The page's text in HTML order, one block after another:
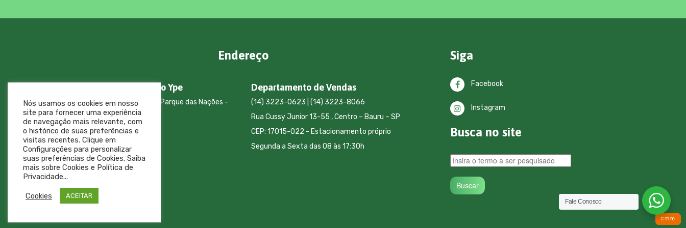
Endereço
Cemitério Parque Jardim do Ype
Av. Jose Vicente Aiello, 22-125 - Parque das Nações -
Bauru - CEP 17053–013
(14) 3223-8066
Todos os dias das 08 às 17:00h
Departamento de Vendas
(14) 3223-0623 | (14) 3223-8066
Rua Cussy Junior 13-55 , Centro – Bauru – SP
CEP: 17015-022 - Estacionamento próprio
Segunda a Sexta das 08 às 17:30h
Siga
Facebook
Instagram
Busca no site
Nós usamos os cookies em nosso
site para fornecer uma experiência
de navegação mais relevante, com
o histórico de suas preferências e
visitas recentes. Clique em
Configurações para personalizar
suas preferências de Cookies. Saiba
mais sobre Cookies e Política de
Privacidade...
Cookies ACEITAR
Fale Conosco